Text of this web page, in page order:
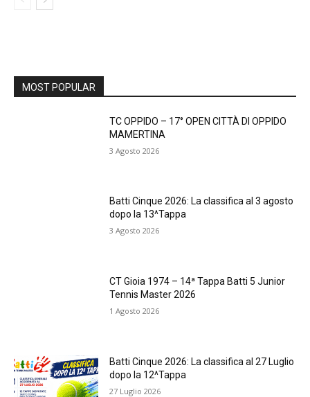
MOST POPULAR
TC OPPIDO – 17° OPEN CITTÀ DI OPPIDO
MAMERTINA
3 Agosto 2026
Batti Cinque 2026: La classifica al 3 agosto
dopo la 13^Tappa
3 Agosto 2026
CT Gioia 1974 – 14ª Tappa Batti 5 Junior
Tennis Master 2026
1 Agosto 2026
Batti Cinque 2026: La classifica al 27 Luglio
dopo la 12^Tappa
27 Luglio 2026